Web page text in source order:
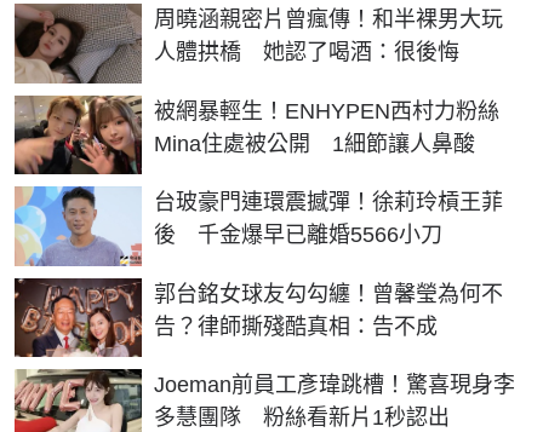
周曉涵親密片曾瘋傳！和半裸男大玩
人體拱橋 她認了喝酒：很後悔
被網暴輕生！ENHYPEN西村力粉絲
Mina住處被公開 1細節讓人鼻酸
台玻豪門連環震撼彈！徐莉玲槓王菲
後 千金爆早已離婚5566小刀
郭台銘女球友勾勾纏！曾馨瑩為何不
告？律師撕殘酷真相：告不成
Joeman前員工彥瑋跳槽！驚喜現身李
多慧團隊 粉絲看新片1秒認出